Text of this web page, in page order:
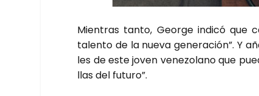
Mien­tras tan­to, Geor­ge indi­có que
talen­to de la nue­va gene­ra­ción”. Y
les de este joven vene­zo­lano que
llas del futu­ro”.